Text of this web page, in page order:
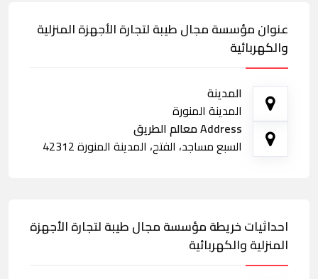
عنوان مؤسسة مجال طيبة لتجارة الأجهزة المنزلية
والكهربائية
المدينة
المدينة المنورة
Address معالم الطريق
السبع مساجد، الفتح، المدينة المنورة 42312
احداثيات خريطة مؤسسة مجال طيبة لتجارة الأجهزة
المنزلية والكهربائية